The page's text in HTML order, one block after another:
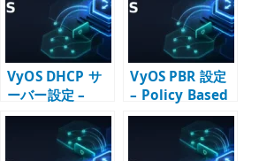
VyOS DHCP サ
ーバー設定 –
LAN 向けアドレ
ス配布の基本
VyOS PBR 設定
– Policy Based
Routing の基本